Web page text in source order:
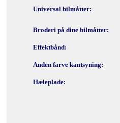
Universal bilmåtter:
Broderi på dine bilmåtter:
Effektbånd:
Anden farve kantsyning:
Hæleplade: